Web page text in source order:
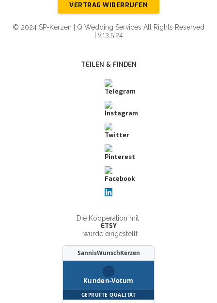
VERTRAG WIDERRUFEN
© 2024 SP-Kerzen | Q Wedding Services All Rights Reserved
| v.13.5.24
TEILEN & FINDEN
Die Kooperation mit
ETSY
wurde eingestellt
SannisWunschKerzen
Kunden-Votum
GEPRÜFTE QUALITÄT